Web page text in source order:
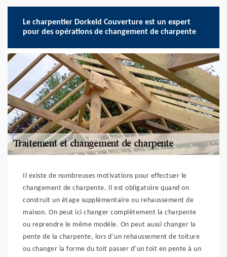
Le charpentier Dorkeld Couverture est un expert
pour des opérations de changement de charpente
Il existe de nombreuses motivations pour effectuer le
changement de charpente. Il est obligatoire quand on
construit un étage supplémentaire ou rehaussement de
maison. On peut ici changer complètement la charpente
ou reprendre le même modèle. On peut aussi changer la
pente de la charpente, lors d’un rehaussement de toiture
ou changer la forme du toit passer d’un toit en pente à un